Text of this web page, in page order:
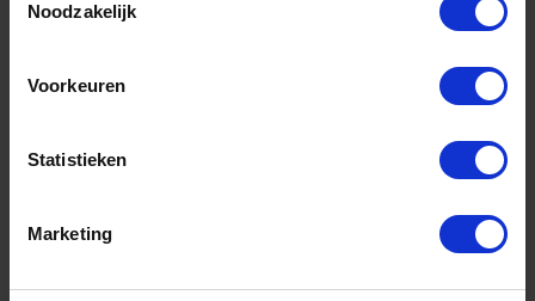
Noodzakelijk
Voorkeuren
Statistieken
Marketing
FEMI Werkbankpolijstmachine 214 850W drie
Niet op voorraad, levertijd 1 tot meerdere werkdagen
Prijs per 1 Stuk
- +